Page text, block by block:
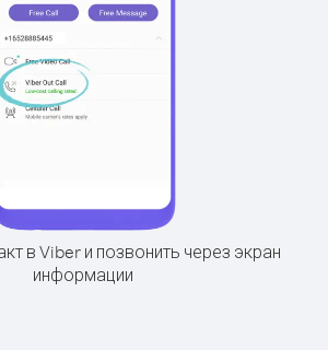
в Viber и позвонить через экран
информации